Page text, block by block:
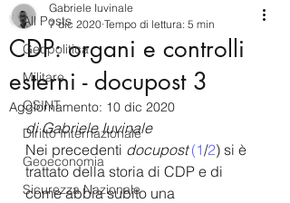
All Posts
Geopolitica
Militare
OSINT
Diritto Internazionale
Geoeconomia
Sicurezza Nazionale
CDP: organi e controlli
esterni - docupost 3
Gabriele Iuvinale
7 dic 2020 Tempo di lettura: 5 min
Aggiornamento: 10 dic 2020
di Gabriele Iuvinale
Nei precedenti docupost (1/2) si è
trattato della storia di CDP e di
come abbia subito una